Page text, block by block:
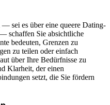
sei es über eine queere Dating-
schaffen Sie absichtliche
bedeuten, Grenzen zu
zu teilen oder einfach
über Ihre Bedürfnisse zu
Klarheit, der einen
setzt, die Sie fördern